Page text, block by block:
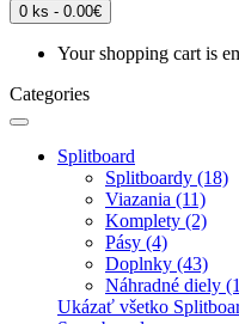
0 ks - 0.00€
Your shopping cart is
Categories
Splitboard
Splitboardy (18)
Viazania (11)
Komplety (2)
Pásy (4)
Doplnky (43)
Náhradné diely
Ukázať všetko